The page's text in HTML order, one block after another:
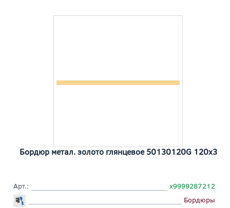
Бордюр метал. золото глянцевое 50130120G 120x3
Арт.:
х9999287212
Бордюры